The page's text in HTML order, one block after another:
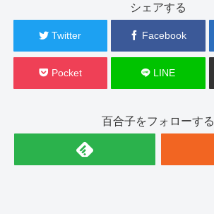
シェアする
Twitter Facebook
Pocket LINE
百合子をフォローする